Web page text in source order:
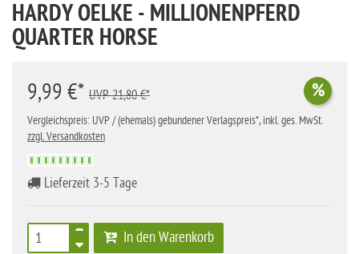
HARDY OELKE - MILLIONENPFERD
QUARTER HORSE
9,99 €* %
UVP 21,80 €*
Vergleichspreis: UVP / (ehemals) gebundener Verlagspreis*, inkl. ges. MwSt.
zzgl. Versandkosten
Lieferzeit 3-5 Tage
In den Warenkorb